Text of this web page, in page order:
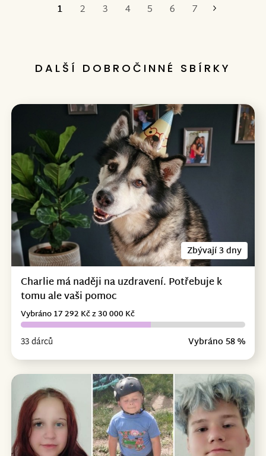
1 2 3 4 5 6 7
DALŠÍ DOBROČINNÉ SBÍRKY
Zbývají 3 dny
Charlie má naději na uzdravení. Potřebuje k
tomu ale vaši pomoc
33 dárců Vybráno 58 %
Vybráno 17 292 Kč z 30 000 Kč